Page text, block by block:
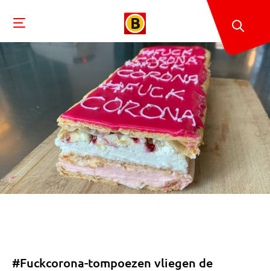
#Fuckcorona-tompoezen vliegen de